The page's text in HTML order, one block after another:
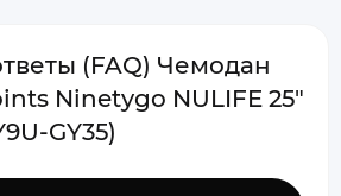
(FAQ) Чемодан
Ninetygo NULIFE 25"
GY35)